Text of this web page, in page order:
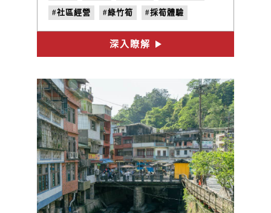
及放鬆娛樂的用餐環境。2002年餐廳建
構完備後，楊海塗投身社區營造與「綠竹
社區」的農村再生，成立協會、義工隊，
舉辦竹筍節、生態導覽等活動。
#社區經營 #綠竹筍 #採筍體驗
#餐飲服務 #返鄉 #青農
深入瞭解